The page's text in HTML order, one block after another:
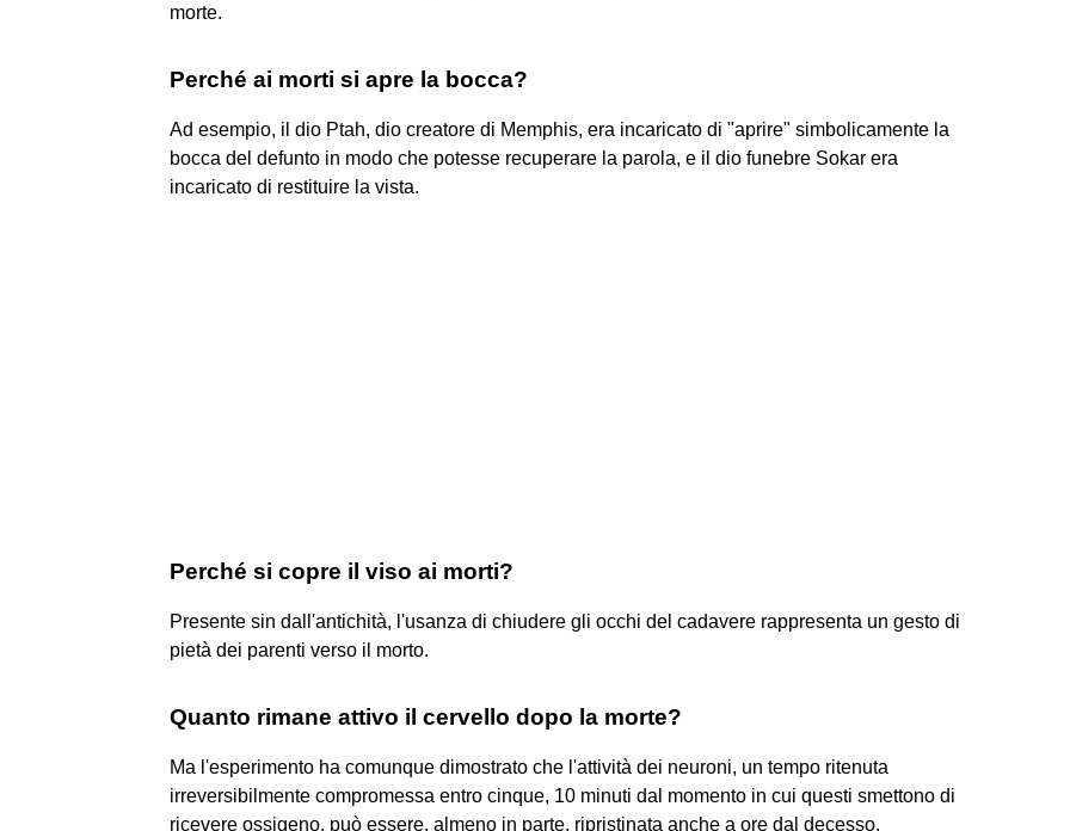
morte.
Perché ai morti si apre la bocca?
Ad esempio, il dio Ptah, dio creatore di Memphis, era incaricato di "aprire" simbolicamente la
bocca del defunto in modo che potesse recuperare la parola, e il dio funebre Sokar era
incaricato di restituire la vista.
Perché si copre il viso ai morti?
Presente sin dall'antichità, l'usanza di chiudere gli occhi del cadavere rappresenta un gesto di
pietà dei parenti verso il morto.
Quanto rimane attivo il cervello dopo la morte?
Ma l'esperimento ha comunque dimostrato che l'attività dei neuroni, un tempo ritenuta
irreversibilmente compromessa entro cinque, 10 minuti dal momento in cui questi smettono di
ricevere ossigeno, può essere, almeno in parte, ripristinata anche a ore dal decesso.